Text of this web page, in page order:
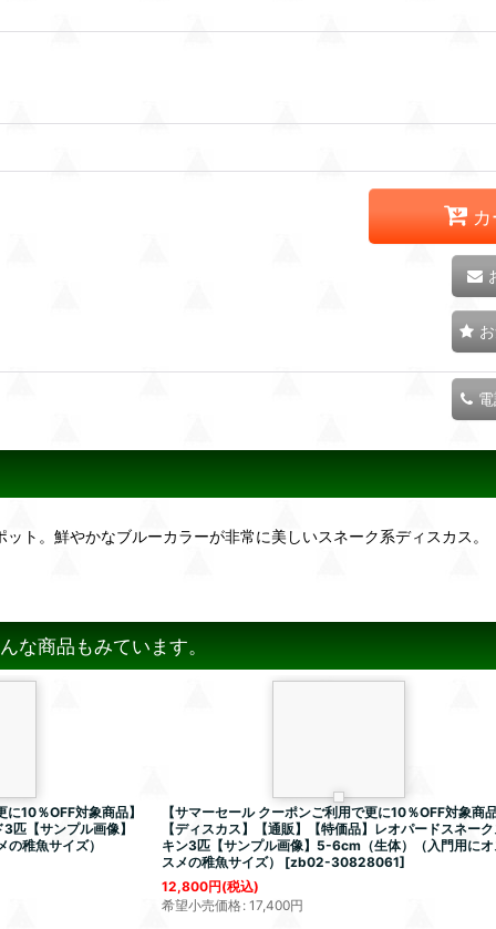
カ
ト。鮮やかなブルーカラーが非常に美しいスネーク系ディスカス。
な商品もみています。
に10％OFF対象商品】
匹【サンプル画像】
稚魚サイズ）
【サマーセール クーポンご利用で更に10％OFF対象商品
【ディスカス】【通販】【特価品】レオパードスネーク
キン3匹【サンプル画像】5-6cm（生体）（入門用にオ
スメの稚魚サイズ）
[zb02-30828061]
12,800円(税込)
希望小売価格: 17,400円